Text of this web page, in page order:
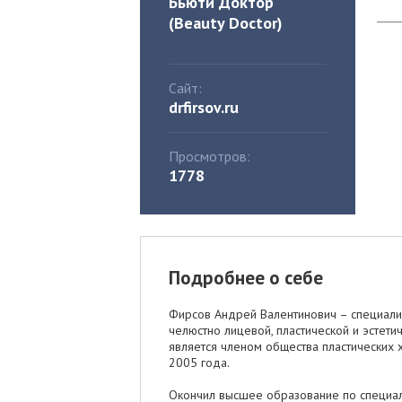
(Beauty Doctor)
Сайт:
drfirsov.ru
Просмотров:
1778
Подробнее о себе
Фирсов Андрей Валентинович –
челюстно лицевой, пластической и
является членом общества пластических
2005 года.
Окончил высшее образование по